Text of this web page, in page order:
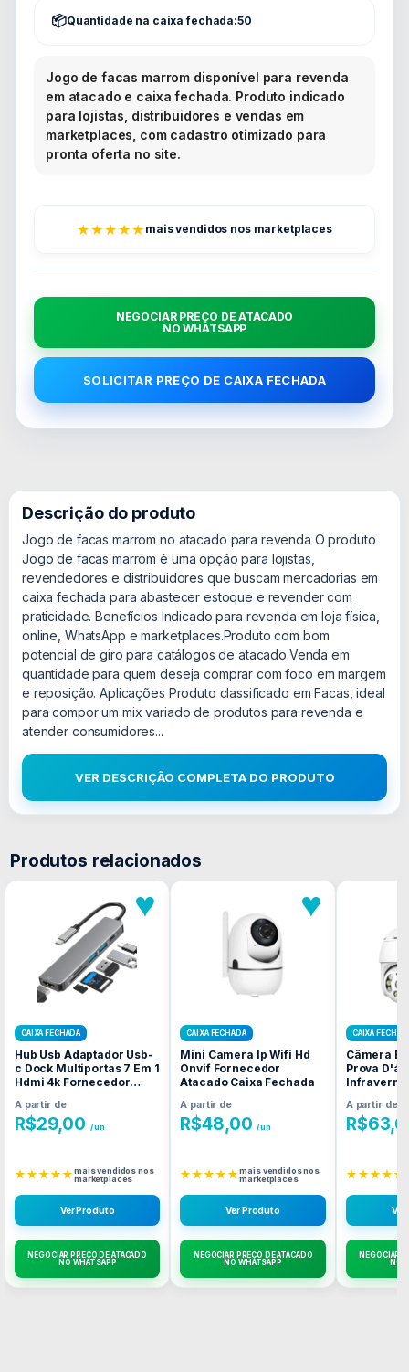
Quantidade na caixa fechada:50
Jogo de facas marrom disponível para revenda
em atacado e caixa fechada. Produto indicado
para lojistas, distribuidores e vendas em
marketplaces, com cadastro otimizado para
pronta oferta no site.
★★★★★ mais vendidos nos marketplaces
NEGOCIAR PREÇO DE ATACADO
NO WHATSAPP
SOLICITAR PREÇO DE CAIXA FECHADA
Descrição do produto
Jogo de facas marrom no atacado para revenda O produto
Jogo de facas marrom é uma opção para lojistas,
revendedores e distribuidores que buscam mercadorias em
caixa fechada para abastecer estoque e revender com
praticidade. Benefícios Indicado para revenda em loja física,
online, WhatsApp e marketplaces.Produto com bom
potencial de giro para catálogos de atacado.Venda em
quantidade para quem deseja comprar com foco em margem
e reposição. Aplicações Produto classificado em Facas, ideal
para compor um mix variado de produtos para revenda e
atender consumidores...
VER DESCRIÇÃO COMPLETA DO PRODUTO
Produtos relacionados
♥
CAIXA FECHADA
Hub Usb Adaptador Usb-
c Dock Multiportas 7 Em 1
Hdmi 4k Fornecedor
A partir de
R$29,00 /un
★★★★★mais vendidos nos
marketplaces
Ver Produto
NEGOCIAR PREÇO DE ATACADO
NO WHATSAPP
♥
CAIXA FECHADA
Mini Camera Ip Wifi Hd
Onvif Fornecedor
Atacado Caixa Fechada
A partir de
R$48,00 /un
★★★★★mais vendidos nos
marketplaces
Ver Produto
NEGOCIAR PREÇO DE ATACADO
NO WHATSAPP
CAIXA
Câmera
Prova
Caixa
A partir de
R$
★★★★★
NEGOCIAR
NO